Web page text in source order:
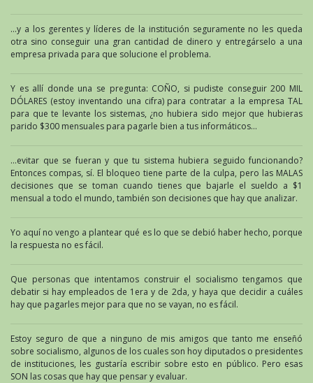
…y a los gerentes y líderes de la institución seguramente no les queda
otra sino conseguir una gran cantidad de dinero y entregárselo a una
empresa privada para que solucione el problema.
Y es allí donde una se pregunta: COÑO, si pudiste conseguir 200 MIL
DÓLARES (estoy inventando una cifra) para contratar a la empresa TAL
para que te levante los sistemas, ¿no hubiera sido mejor que hubieras
parido $300 mensuales para pagarle bien a tus informáticos…
…evitar que se fueran y que tu sistema hubiera seguido funcionando?
Entonces compas, sí. El bloqueo tiene parte de la culpa, pero las MALAS
decisiones que se toman cuando tienes que bajarle el sueldo a $1
mensual a todo el mundo, también son decisiones que hay que analizar.
Yo aquí no vengo a plantear qué es lo que se debió haber hecho, porque
la respuesta no es fácil.
Que personas que intentamos construir el socialismo tengamos que
debatir si hay empleados de 1era y de 2da, y haya que decidir a cuáles
hay que pagarles mejor para que no se vayan, no es fácil.
Estoy seguro de que a ninguno de mis amigos que tanto me enseñó
sobre socialismo, algunos de los cuales son hoy diputados o presidentes
de instituciones, les gustaría escribir sobre esto en público. Pero esas
SON las cosas que hay que pensar y evaluar.